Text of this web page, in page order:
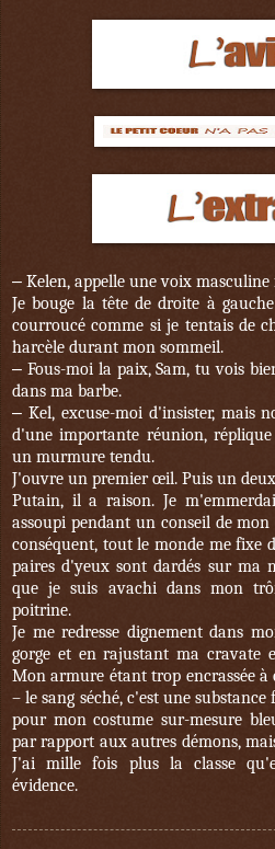
– Kelen, appelle une voix
Je bouge la tête de droite à
courroucé comme si je tentais de
harcèle durant mon sommeil.
– Fous-moi la paix, Sam, tu vois
dans ma barbe.
– Kel, excuse-moi d'insister, mais
d'une importante réunion,
un murmure tendu.
J'ouvre un premier œil. Puis un
Putain, il a raison. Je
assoupi pendant un conseil de
conséquent, tout le monde me fixe
paires d'yeux sont dardés sur ma
que je suis avachi dans mon
poitrine.
Je me redresse dignement dans
gorge et en rajustant ma cravate
Mon armure étant trop encrassée à
– le sang séché, c'est une
pour mon costume sur-mesure
par rapport aux autres démons,
J'ai mille fois plus la classe
évidence.